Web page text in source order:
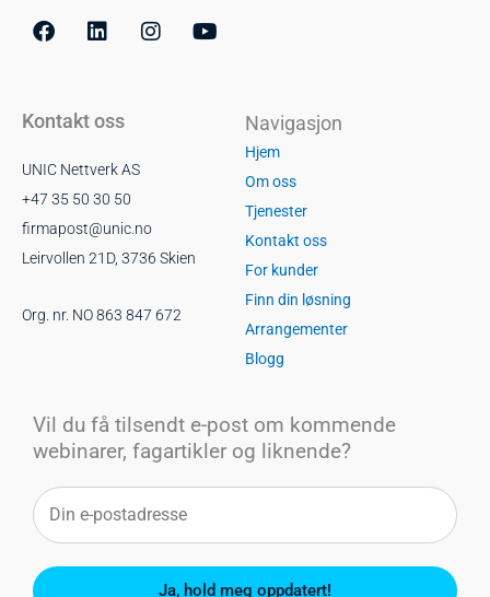
c
e
k
n
k
n
s
t
u
t
Kontakt oss
UNIC Nettverk AS
+47 35 50 30 50
firmapost@unic.no
Leirvollen 21D, 3736 Skien
Org. nr. NO 863 847 672
Navigasjon
Hjem
Om oss
Tjenester
Kontakt oss
For kunder
Finn din løsning
Arrangementer
Blogg
Vil du få tilsendt e-post om kommende
webinarer, fagartikler og liknende?
Ja, hold meg oppdatert!